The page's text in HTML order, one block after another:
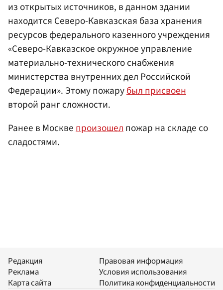
из открытых источников, в данном здании
находится Северо-Кавказская база хранения
ресурсов федерального казенного учреждения
«Северо-Кавказское окружное управление
материально-технического снабжения
министерства внутренних дел Российской
Федерации». Этому пожарубыл присвоен
второй ранг сложности.
Ранее в Москвепроизошелпожар на складе со
сладостями.
Редакция
Реклама
Карта сайта
Правовая информация
Условия использования
Политика конфиденциальности